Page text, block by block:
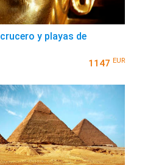
y playas de
1147 EUR